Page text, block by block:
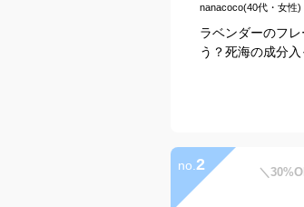
nanacoco(40代・女性)
ラベンダーのフ
う？死海の成分
no. 2